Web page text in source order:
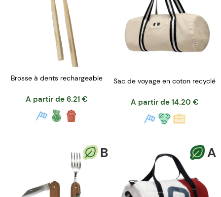
Brosse à dents rechargeable
A partir de 6.21 €
Sac de voyage en coton recyclé
A partir de 14.20 €
B A